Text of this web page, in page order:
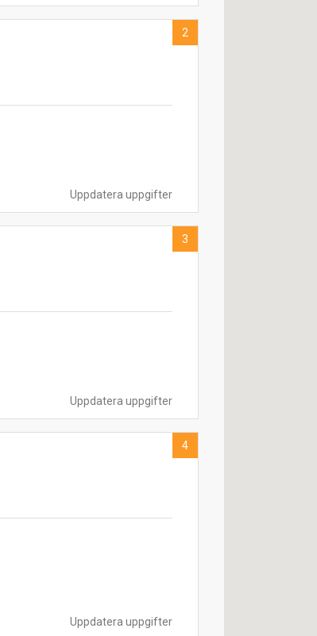
Uppdatera uppgifter
2
Uppdatera uppgifter
3
Uppdatera uppgifter
4